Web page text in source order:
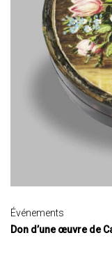
Événements
Don d’une œuvre de